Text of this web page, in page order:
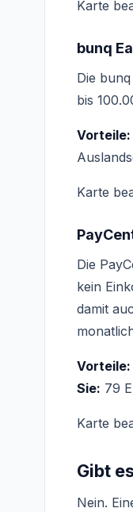
Karte
bunq
Die
bis
Vorteile:
Karte
Die
kein
damit
Vorteile:
Sie: 79
Karte
Gibt
Nein.